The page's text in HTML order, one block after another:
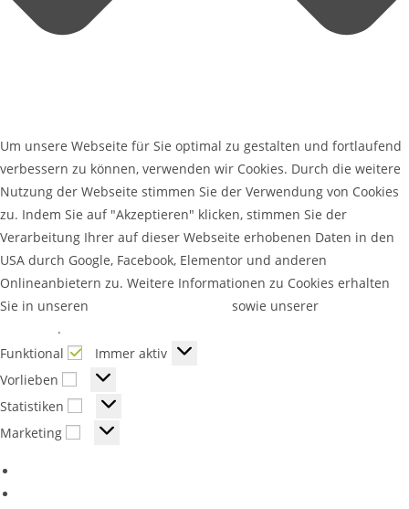
Um unsere Webseite für Sie optimal zu gestalten und fortlaufend
verbessern zu können, verwenden wir Cookies. Durch die weitere
Nutzung der Webseite stimmen Sie der Verwendung von Cookies
zu. Indem Sie auf "Akzeptieren" klicken, stimmen Sie der
Verarbeitung Ihrer auf dieser Webseite erhobenen Daten in den
USA durch Google, Facebook, Elementor und anderen
Onlineanbietern zu. Weitere Informationen zu Cookies erhalten
Sie in unseren
sowie unserer
.
Funktional
Funktional
Immer aktiv
Vorlieben
Vorlieben
Statistiken
Statistiken
Marketing
Marketing